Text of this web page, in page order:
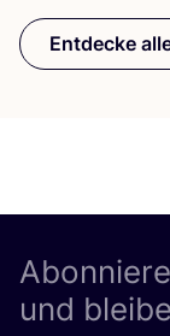
Entdecke
und